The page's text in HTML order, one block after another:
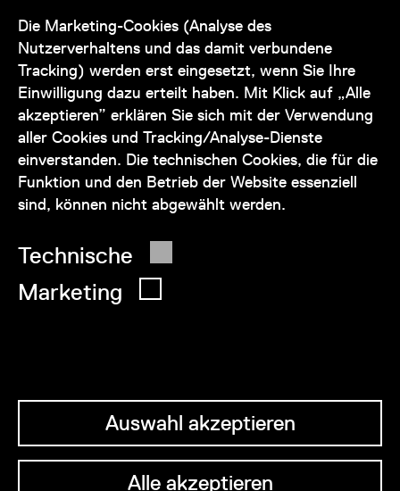
Die Marketing-Cookies (Analyse des
Nutzerverhaltens und das damit verbundene
Tracking) werden erst eingesetzt, wenn Sie Ihre
Einwilligung dazu erteilt haben. Mit Klick auf „Alle
akzeptieren” erklären Sie sich mit der Verwendung
aller Cookies und Tracking/Analyse-Dienste
einverstanden. Die technischen Cookies, die für die
Funktion und den Betrieb der Website essenziell
sind, können nicht abgewählt werden.
Technische
Marketing
Auswahl akzeptieren
Alle akzeptieren
zu den Öffnungszeiten des Museums
auch telefonisch zur Verfügung:
+43 1 505 87 47 85173
service@wienmuseum.at
© 2026 Wien Museum